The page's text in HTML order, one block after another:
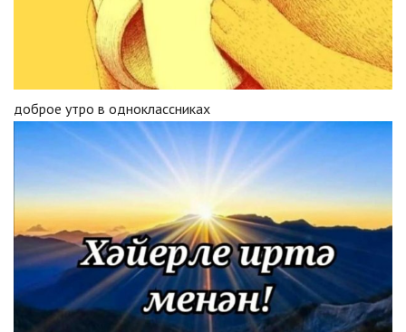
доброе утро в одноклассниках